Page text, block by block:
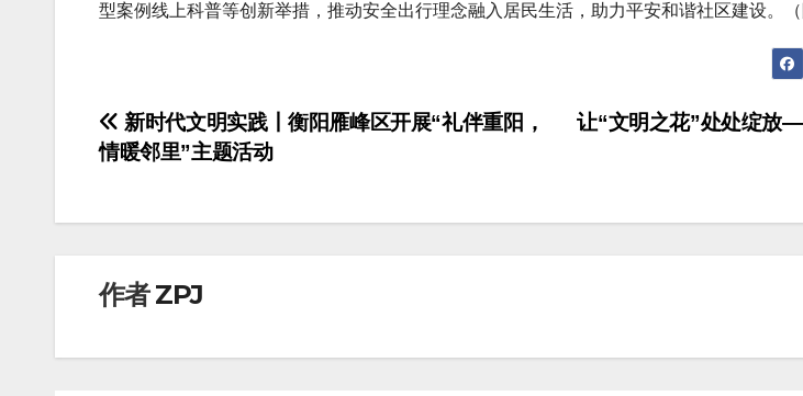
型案例线上科普等创新举措，推动安全出行理念融入居民生活，助力平安和谐社区建设。（
文
章
导
让“文明之花”处处绽放
新时代文明实践丨衡阳雁峰区开展“礼伴重阳，
情暖邻里”主题活动
作者ZPJ